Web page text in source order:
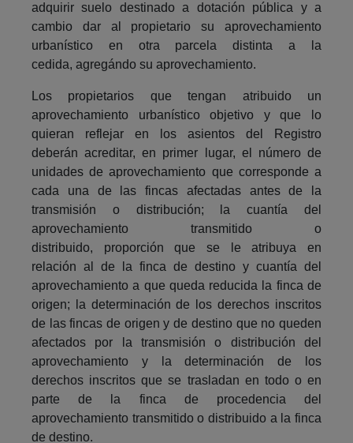
adquirir suelo destinado a dotación pública y a
cambio dar al propietario su aprovechamiento
urbanístico en otra parcela distinta a la
cedida, agregándo su aprovechamiento.
Los propietarios que tengan atribuido un
aprovechamiento urbanístico objetivo y que lo
quieran reflejar en los asientos del Registro
deberán acreditar, en primer lugar, el número de
unidades de aprovechamiento que corresponde a
cada una de las fincas afectadas antes de la
transmisión o distribución; la cuantía del
aprovechamiento transmitido o
distribuido, proporción que se le atribuya en
relación al de la finca de destino y cuantía del
aprovechamiento a que queda reducida la finca de
origen; la determinación de los derechos inscritos
de las fincas de origen y de destino que no queden
afectados por la transmisión o distribución del
aprovechamiento y la determinación de los
derechos inscritos que se trasladan en todo o en
parte de la finca de procedencia del
aprovechamiento transmitido o distribuido a la finca
de destino.